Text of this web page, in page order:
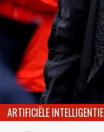
ARTIFICIËLE INTELLIGENTIE